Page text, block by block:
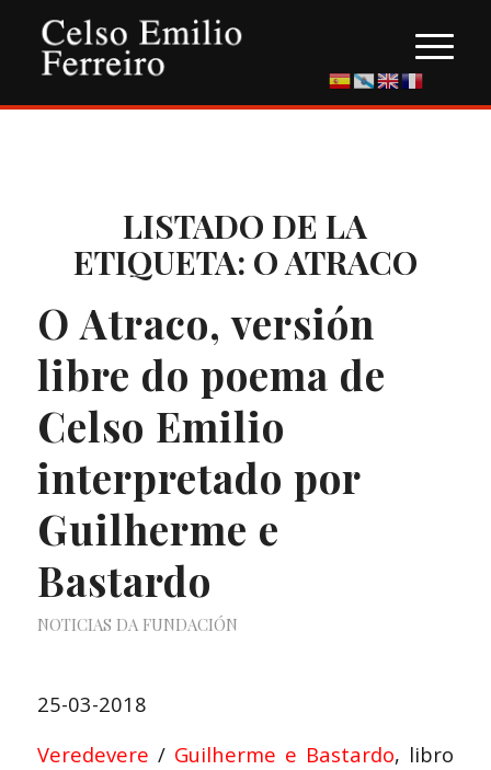
LISTADO DE LA
ETIQUETA: O ATRACO
O Atraco, versión
libre do poema de
Celso Emilio
interpretado por
Guilherme e
Bastardo
NOTICIAS DA FUNDACIÓN
25-03-2018
Veredevere / Guilherme e Bastardo, libro